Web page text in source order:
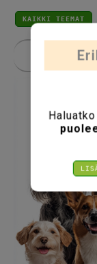
KAIKKI TEEMAT